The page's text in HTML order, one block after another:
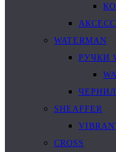
WATERMAN
РУЧКИ
SHEAFFER
CROSS